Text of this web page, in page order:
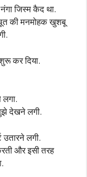
जिस्म कैद था.
की मनमोहक खुशबू
कर दिया.
देखने लगी.
उतारने लगी.
और इसी तरह